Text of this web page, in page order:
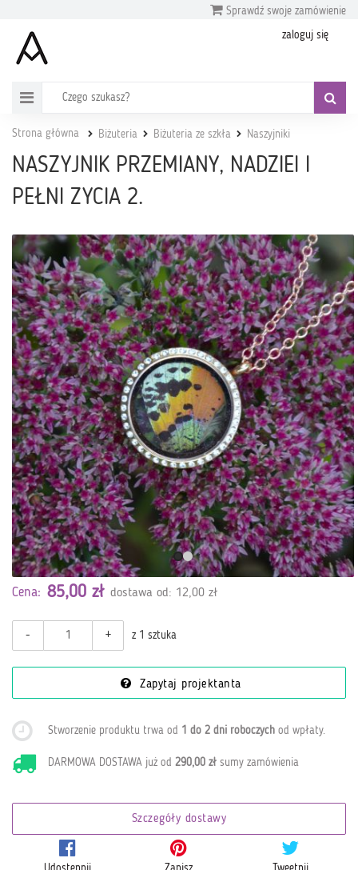
Sprawdź swoje zamówienie
zaloguj się
Strona główna Biżuteria Biżuteria ze szkła Naszyjniki
NASZYJNIK PRZEMIANY, NADZIEI I
PEŁNI ZYCIA 2.
Cena: 85,00 zł dostawa od: 12,00 zł
- + z 1 sztuka
Zapytaj projektanta
Stworzenie produktu trwa od 1 do 2 dni roboczych od wpłaty.
DARMOWA DOSTAWA już od290,00 zł sumy zamówienia
Szczegóły dostawy